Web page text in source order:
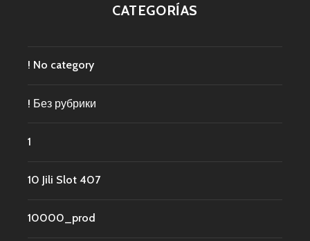
CATEGORÍAS
! No category
! Без рубрики
1
10 Jili Slot 407
10000_prod